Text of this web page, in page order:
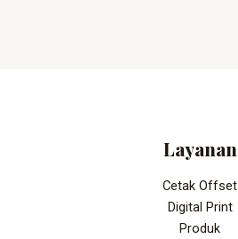
Layanan
Cetak Offset
Digital Print
Produk